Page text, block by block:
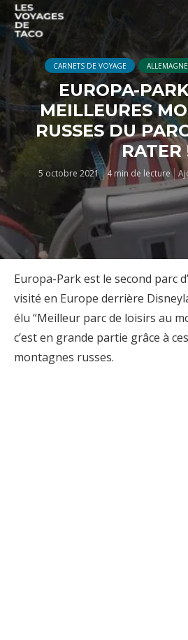
CARNETS DE VOYAGE ALLEMAGNE
EUROPA-
MEILLEURES
RUSSES DU
RATER
5 octobre 2021 4 min de lecture
Europa-Park est le second parc
visité en Europe derrière
élu “Meilleur parc de loisirs au
c’est en grande partie grâce à
montagnes russes.